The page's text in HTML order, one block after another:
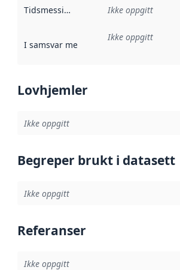
Tidsmessig avgrensning :
Ikke oppgitt
I samsvar med Referanse til en
Ikke oppgitt
Lovhjemler
Ikke oppgitt
Begreper brukt i datasett
Ikke oppgitt
Referanser
Ikke oppgitt